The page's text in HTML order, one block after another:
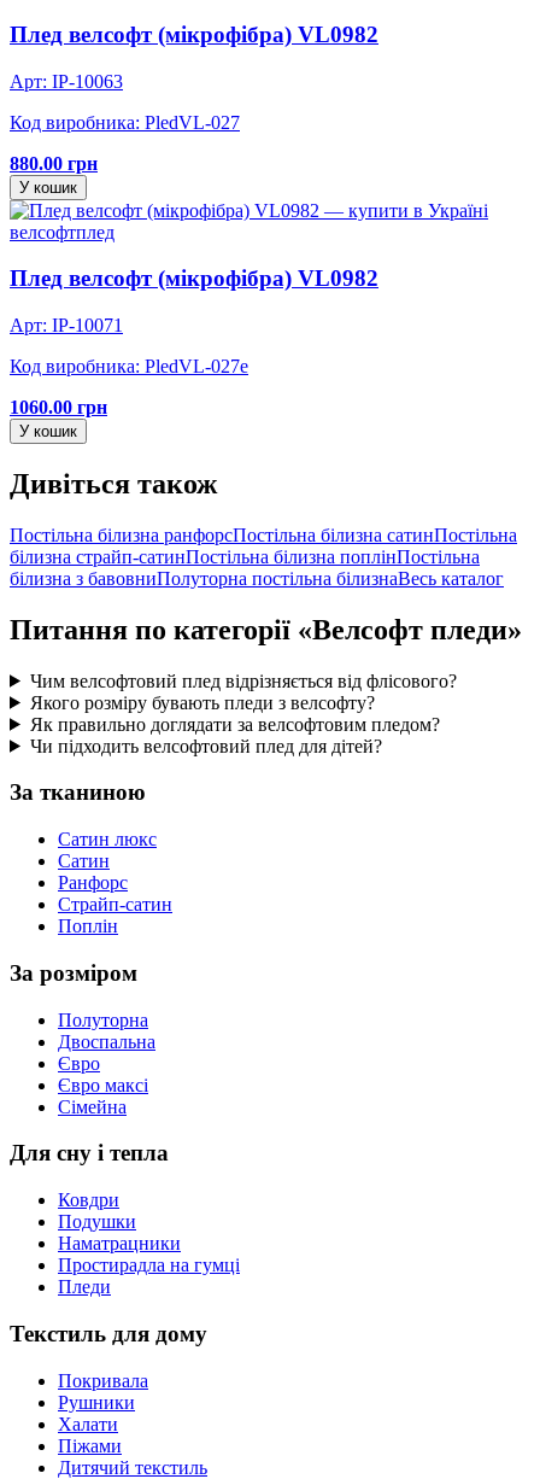
Плед велсофт (мікрофібра) VL0982
Арт: IP-10063
Код виробника: PledVL-027
880.00 грн
У кошик
велсофтплед
Плед велсофт (мікрофібра) VL0982
Арт: IP-10071
Код виробника: PledVL-027e
1060.00 грн
У кошик
Дивіться також
Постільна білизна ранфорсПостільна білизна сатинПостільна
білизна страйп-сатинПостільна білизна поплінПостільна
білизна з бавовниПолуторна постільна білизнаВесь каталог
Питання по категорії «Велсофт пледи»
Чим велсофтовий плед відрізняється від флісового?
Якого розміру бувають пледи з велсофту?
Як правильно доглядати за велсофтовим пледом?
Чи підходить велсофтовий плед для дітей?
За тканиною
Сатин люкс
Сатин
Ранфорс
Страйп-сатин
Поплін
За розміром
Полуторна
Двоспальна
Євро
Євро максі
Сімейна
Для сну і тепла
Ковдри
Подушки
Наматрацники
Простирадла на гумці
Пледи
Текстиль для дому
Покривала
Рушники
Халати
Піжами
Дитячий текстиль